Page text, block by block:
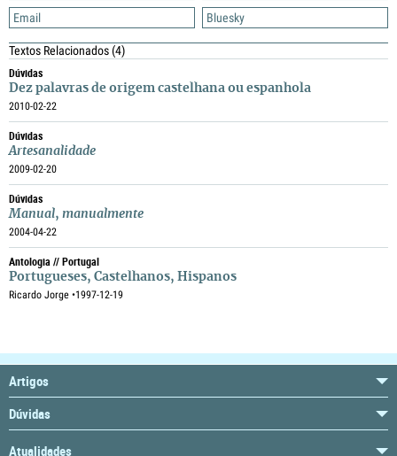
Email
Bluesky
Textos Relacionados(4)
Dúvidas
Dez palavras de origem castelhana ou espanhola
2010-02-22
Dúvidas
Artesanalidade
2009-02-20
Dúvidas
Manual, manualmente
2004-04-22
Antologia // Portugal
Portugueses, Castelhanos, Hispanos
Ricardo Jorge •1997-12-19
Artigos
Dúvidas
Atualidades